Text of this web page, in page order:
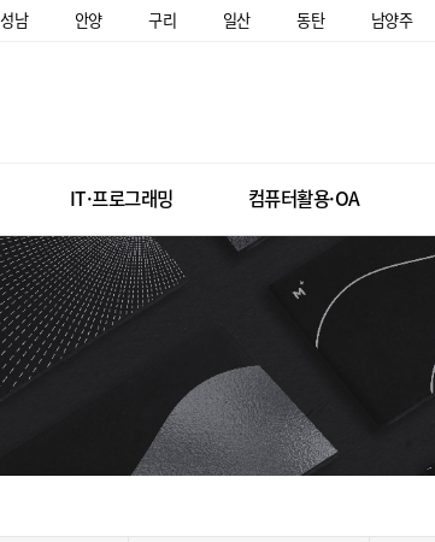
성남 안양 구리 일산 동탄 남양주
IT·프로그래밍 컴퓨터활용·OA